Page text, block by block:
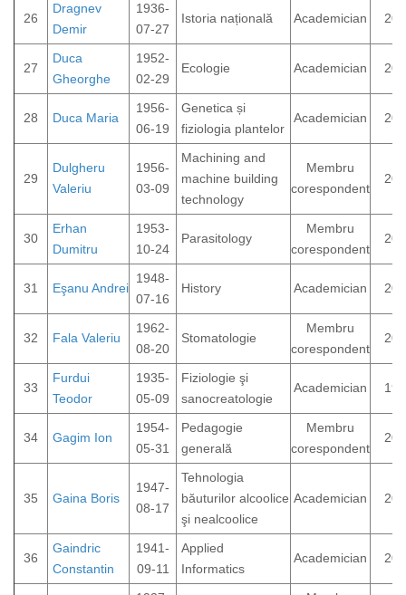
26
Dragnev
Demir
1936-
07-27
Istoria națională Academician
27
Duca
Gheorghe
1952-
02-29
Ecologie Academician
28 Duca Maria
1956-
06-19
Genetica și
fiziologia plantelor
Academician
29
Dulgheru
Valeriu
1956-
03-09
Machining and
machine building
technology
Membru
corespondent
30
Erhan
Dumitru
1953-
10-24
Parasitology
Membru
corespondent
31 Eşanu Andrei
1948-
07-16
History Academician
32 Fala Valeriu
1962-
08-20
Stomatologie
Membru
corespondent
33
Furdui
Teodor
1935-
05-09
Fiziologie şi
sanocreatologie
Academician
34 Gagim Ion
1954-
05-31
Pedagogie
generală
Membru
corespondent
35 Gaina Boris
1947-
08-17
Tehnologia
băuturilor alcoolice
şi nealcoolice
Academician
36
Gaindric
Constantin
1941-
09-11
Applied
Informatics
Academician